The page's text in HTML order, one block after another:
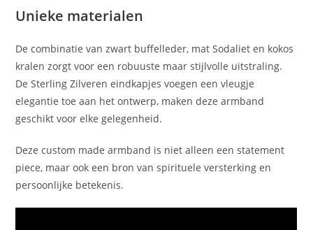
Unieke materialen
De combinatie van zwart buffelleder, mat Sodaliet en kokos
kralen zorgt voor een robuuste maar stijlvolle uitstraling.
De Sterling Zilveren eindkapjes voegen een vleugje
elegantie toe aan het ontwerp, maken deze armband
geschikt voor elke gelegenheid.
Deze custom made armband is niet alleen een statement
piece, maar ook een bron van spirituele versterking en
persoonlijke betekenis.